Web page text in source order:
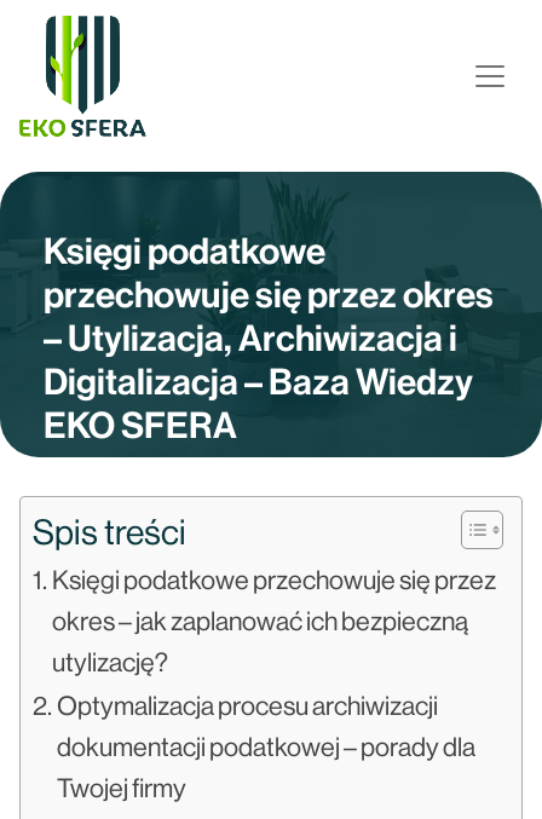
Księgi podatkowe
przechowuje się przez okres
– Utylizacja, Archiwizacja i
Digitalizacja – Baza Wiedzy
EKO SFERA
Spis treści
Księgi podatkowe przechowuje się przez
okres – jak zaplanować ich bezpieczną
utylizację?
Optymalizacja procesu archiwizacji
dokumentacji podatkowej – porady dla
Twojej firmy